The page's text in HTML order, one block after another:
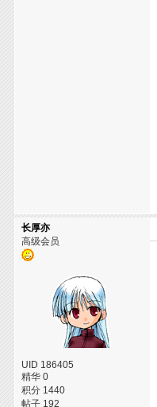
长厚亦
高级会员
UID 186405
精华 0
积分 1440
帖子 192